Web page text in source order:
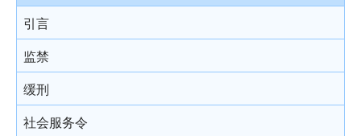
认罪对判刑的影响
不认罪
审讯
结案陈词及裁决
判刑原则
判刑
缄默权
拒绝与警方合作的后果
拘捕
被捕后的权利
当值律师计划
免费法律谘询计划
免费法律谘询计划——不提供服务的案件类别
电话法律谘询计划
儿童证人
无助证人 / 易受伤害的证人
录影纪录证据
以电视直播联系提供证据
引言
监禁
缓刑
社会服务令